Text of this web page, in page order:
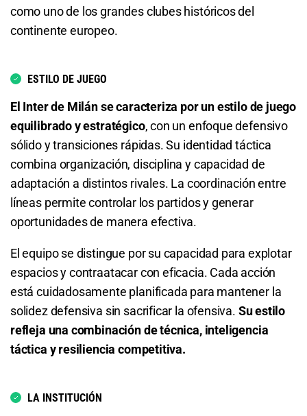
Total de Goles - Más de 2.5
S/ 16,50 S/ 6,50
Total de Goles - Menos de 2.5
2.25 S/ 22,50
Total de Goles - Más de 3.5
2.62 S/ 26,20 S/ 16,20
Total de Goles - Menos de 3.5
1.50 S/ 15
Total de Goles - Más de 4.5
como uno de los grandes clubes históricos del
continente europeo.
ESTILO DE JUEGO
El Inter de Milán se caracteriza por un estilo de juego
equilibrado y estratégico, con un enfoque defensivo
sólido y transiciones rápidas. Su identidad táctica
combina organización, disciplina y capacidad de
adaptación a distintos rivales. La coordinación entre
líneas permite controlar los partidos y generar
oportunidades de manera efectiva.
El equipo se distingue por su capacidad para explotar
espacios y contraatacar con eficacia. Cada acción
está cuidadosamente planificada para mantener la
solidez defensiva sin sacrificar la ofensiva. Su estilo
refleja una combinación de técnica, inteligencia
táctica y resiliencia competitiva.
LA INSTITUCIÓN